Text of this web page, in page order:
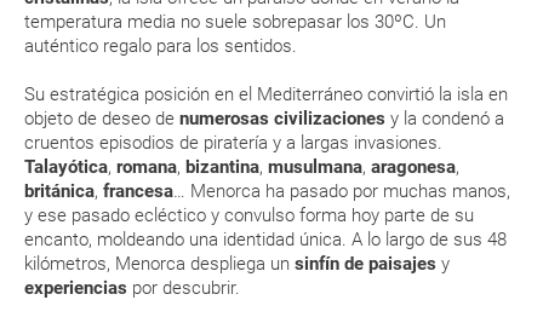
temperatura media no suele sobrepasar los 30ºC. Un
auténtico regalo para los sentidos.
Su estratégica posición en el Mediterráneo convirtió la isla en
objeto de deseo de numerosas civilizaciones y la condenó a
cruentos episodios de piratería y a largas invasiones.
Talayótica, romana, bizantina, musulmana, aragonesa,
británica, francesa … Menorca ha pasado por muchas manos,
y ese pasado ecléctico y convulso forma hoy parte de su
encanto, moldeando una identidad única. A lo largo de sus 48
kilómetros, Menorca despliega un sinfín de paisajes y
experiencias por descubrir.
7.5 °C 7.5 °C 8.4 °C 10.0 °C
modificar una reserva del viaje? ¿Qué gastos puede
generar una anulación o modificación del viaje?
¿Qué caducidad debe tener mi pasaporte para ir
a...?
¿Con cuánta antelación tengo que estar en el
aeropuerto?
RESERVAR ¿Cómo puedo reservar un viaje de
paquete vacacional en la página web?